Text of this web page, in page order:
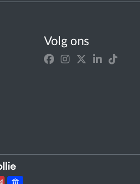
Volg ons